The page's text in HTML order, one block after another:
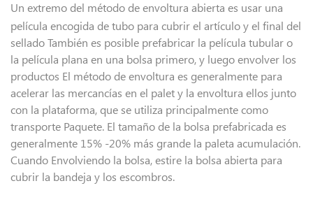
Un extremo del método de envoltura abierta es usar una
película encogida de tubo para cubrir el artículo y el final del
sellado También es posible prefabricar la película tubular o
la película plana en una bolsa primero, y luego envolver los
productos El método de envoltura es generalmente para
acelerar las mercancías en el palet y la envoltura ellos junto
con la plataforma, que se utiliza principalmente como
transporte Paquete. El tamaño de la bolsa prefabricada es
generalmente 15% -20% más grande la paleta acumulación.
Cuando Envolviendo la bolsa, estire la bolsa abierta para
cubrir la bandeja y los escombros.